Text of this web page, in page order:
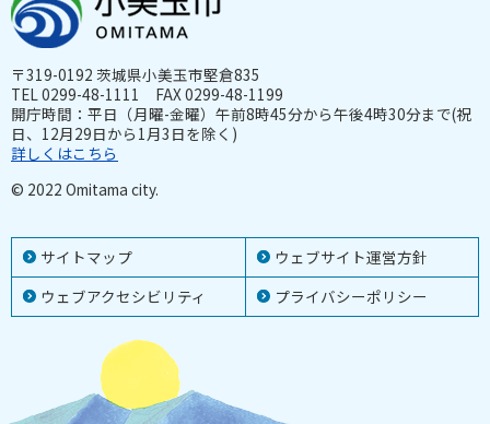
サイトマップ
ウェブサイト運営方針
ウェブアクセシビリティ
プライバシーポリシー
〒319-0192 茨城県小美玉市堅倉835
TEL 0299-48-1111 FAX 0299-48-1199
開庁時間：平日（月曜-金曜）午前8時45分から午後4時30分まで(祝
日、12月29日から1月3日を除く)
詳しくはこちら
© 2022 Omitama city.